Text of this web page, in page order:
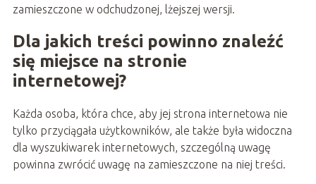
zamieszczone w odchudzonej, lżejszej wersji.
Dla jakich treści powinno znaleźć
się miejsce na stronie
internetowej?
Każda osoba, która chce, aby jej strona internetowa nie
tylko przyciągała użytkowników, ale także była widoczna
dla wyszukiwarek internetowych, szczególną uwagę
powinna zwrócić uwagę na zamieszczone na niej treści.